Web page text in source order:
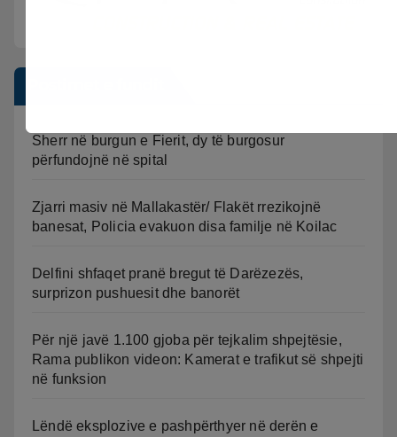
Sherr në burgun e Fierit, dy të burgosur
përfundojnë në spital
Zjarri masiv në Mallakastër/ Flakët rrezikojnë
banesat, Policia evakuon disa familje në Koilac
Delfini shfaqet pranë bregut të Darëzezës,
surprizon pushuesit dhe banorët
Për një javë 1.100 gjoba për tejkalim shpejtësie,
Rama publikon videon: Kamerat e trafikut së shpejti
në funksion
Lëndë eksplozive e pashpërthyer në derën e